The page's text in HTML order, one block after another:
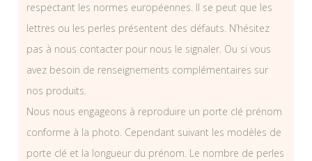
respectant les normes européennes. Il se peut que les
lettres ou les perles présentent des défauts. N’hésitez
pas à nous contacter pour nous le signaler. Ou si vous
avez besoin de renseignements complémentaires sur
nos produits.
Nous nous engageons à reproduire un porte clé prénom
conforme à la photo. Cependant suivant les modèles de
porte clé et la longueur du prénom. Le nombre de perles